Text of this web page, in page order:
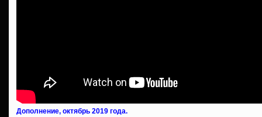
Дополнение, октябрь 2019 года.